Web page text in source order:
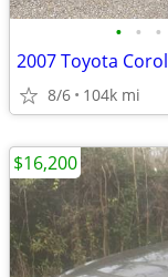
• • •
8/6 104k mi
$16,200